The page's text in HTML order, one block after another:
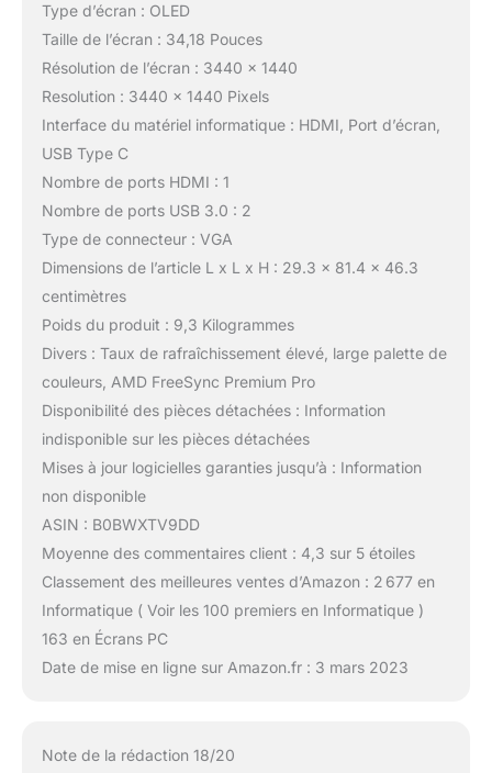
Type d’écran : OLED
Taille de l’écran : 34,18 Pouces
Résolution de l’écran : 3440 x 1440
Resolution : 3440 x 1440 Pixels
Interface du matériel informatique : HDMI, Port d’écran,
USB Type C
Nombre de ports HDMI : 1
Nombre de ports USB 3.0 : 2
Type de connecteur : VGA
Dimensions de l’article L x L x H : 29.3 x 81.4 x 46.3
centimètres
Poids du produit : 9,3 Kilogrammes
Divers : Taux de rafraîchissement élevé, large palette de
couleurs, AMD FreeSync Premium Pro
Disponibilité des pièces détachées : Information
indisponible sur les pièces détachées
Mises à jour logicielles garanties jusqu’à : Information
non disponible
ASIN : B0BWXTV9DD
Moyenne des commentaires client : 4,3 sur 5 étoiles
Classement des meilleures ventes d’Amazon : 2 677 en
Informatique ( Voir les 100 premiers en Informatique )
163 en Écrans PC
Date de mise en ligne sur Amazon.fr : 3 mars 2023
Note de la rédaction 18/20